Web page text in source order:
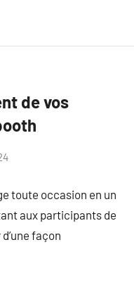
de vos
toute occasion en un
aux participants de
façon